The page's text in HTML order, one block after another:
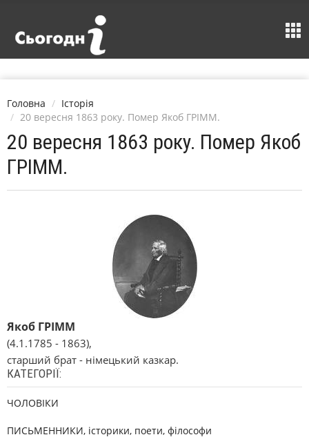
Головна
Історія
20 вересня 1863 року. Помер Якоб ГРІММ.
20 вересня 1863 року. Помер Якоб
ГРІММ.
Якоб ГРІММ
(4.1.1785 - 1863),
старший брат - німецький казкар.
КАТЕГОРІЇ:
ЧОЛОВІКИ
ПИСЬМЕННИКИ, історики, поети, філософи